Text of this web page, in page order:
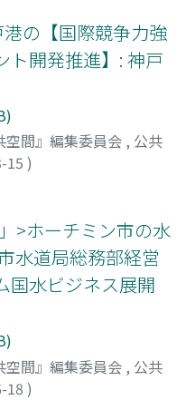
の【国際競争力強
ト開発推進】: 神戸
空間』編集委員会 , 公共
15 )
>ホーチミン市の水
水道局総務部経営
国水ビジネス展開
空間』編集委員会 , 公共
18 )